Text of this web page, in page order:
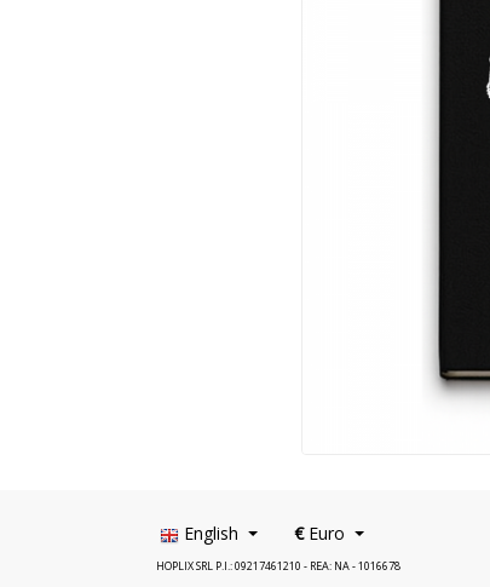
English €Euro
HOPLIX SRL P.I.: 09217461210 - REA: NA - 1016678